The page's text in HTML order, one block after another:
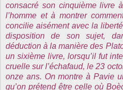
consacré son cinquième livre
l’homme et à montrer
concilie aisément avec la
disposition de son sujet,
déduction à la manière des
un sixième livre, lorsqu’il fut
cruelle sur l’échafaud, le 23
onze ans. On montre à Pavie
qu’on prétend être celle où